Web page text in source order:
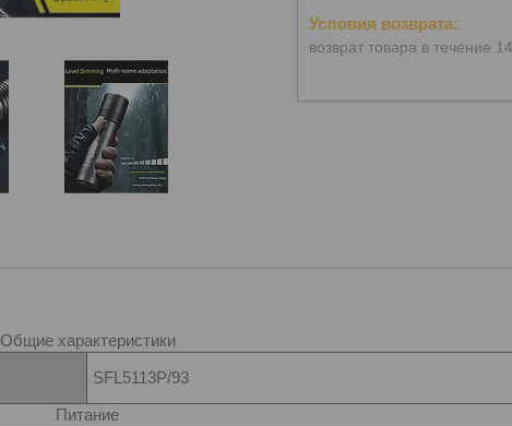
возврат товара в течение
Общие характеристики
SFL5113P/93
Питание